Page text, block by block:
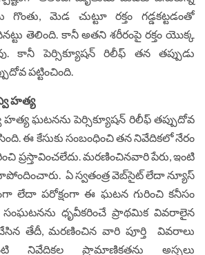
మెడ చుట్టూ రక్తం గడ్డకట్టడంతో
తెలింది. కానీ అతని శరీరంపై రక్తం యొక్క
కానీ పెర్సిక్యూషన్ రిలీఫ్ త‌న త‌ప్పుడు
ప‌ట్టించింది.
హత్య
ఘటనను పెర్సిక్యూషన్ రిలీఫ్ త‌ప్పుదోవ
ఈ కేసుకు సంబంధించి త‌న నివేదికలో నేరం
ప్రస్తావించలేదు. మరణించినవారి పేరు, ఇంటి
ఏ స్వతంత్ర వెబ్‌సైట్ లేదా న్యూస్
లేదా పరోక్షంగా ఈ ఘటన గురించి కనీసం
సంఘటనను ధృవీకరించే ప్రాథమిక వివరాలైన
తేదీ, మరణించిన వారి పూర్తి వివరాలు
నివేదిక‌ల ప్రామాణికతను అస్సలు